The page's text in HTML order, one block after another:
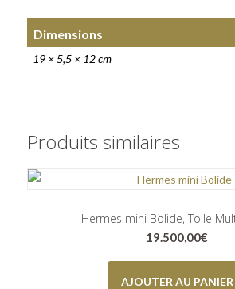
Dimensions
19 × 5,5 × 12 cm
Produits similaires
Hermes mini Bolide, Toile
19.500,00€
AJOUTER AU PANIER